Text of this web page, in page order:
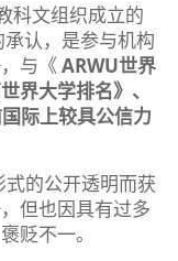
科文组织成立的
认，是参与机构
与《 ARWU世界
界大学排名》、
际上较具公信力
式的公开透明而获
但也因具有过多
贬不一。